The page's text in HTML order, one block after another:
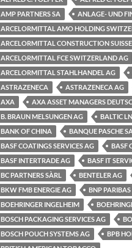
AMP PARTNERS SA
ANLAGE- UND
ARCELORMITTAL AMO HOLDING
ARCELORMITTAL CONSTRUCTION
ARCELORMITTAL FCE SWITZERLAND AG
ARCELORMITTAL STAHLHANDEL AG
ASTRAZENECA
ASTRAZENECA AG
AXA
AXA ASSET MANAGERS
B. BRAUN MELSUNGEN AG
BALTIC
BANK OF CHINA
BANQUE PASCHE
BASF COATINGS SERVICES AG
BASF
BASF INTERTRADE AG
BASF IT
BC PARTNERS SÀRL
BENTELER AG
BKW FMB ENERGIE AG
BNP PARIBAS
BOEHRINGER INGELHEIM
BOSCH PACKAGING SERVICES AG
BOSCH POUCH SYSTEMS AG
BPB